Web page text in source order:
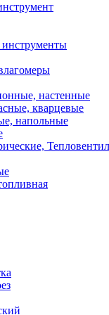
настенные
кварцевые
напольные